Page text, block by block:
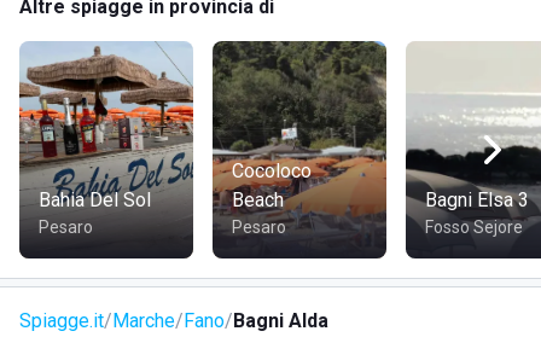
Altre spiagge in provincia di
Bahia Del Sol
Pesaro
Cocoloco
Beach
Pesaro
Bagni Elsa 3
Fosso Sejore
Spiagge.it Marche Fano Bagni Alda